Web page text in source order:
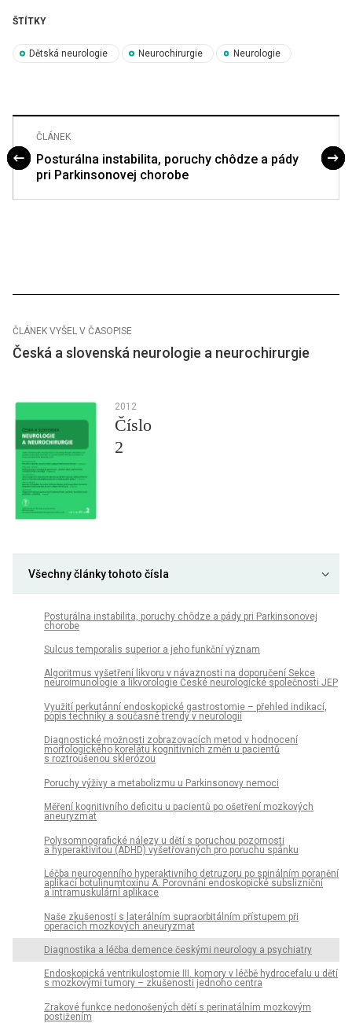
ŠTÍTKY
Dětská neurologie Neurochirurgie Neurologie
ČLÁNEK
Posturálna instabilita, poruchy chôdze a pády
pri Parkinsonovej chorobe
ČLÁNEK VYŠEL V ČASOPISE
Česká a slovenská neurologie a neurochirurgie
2012
Číslo
2
Všechny články tohoto čísla
Posturálna instabilita, poruchy chôdze a pády pri Parkinsonovej
chorobe
Sulcus temporalis superior a jeho funkční význam
Algoritmus vyšetření likvoru v návaznosti na doporučení Sekce
neuroimunologie a likvorologie České neurologické společnosti JEP
Využití perkutánní endoskopické gastrostomie – přehled indikací,
popis techniky a současné trendy v neurologii
Diagnostické možnosti zobrazovacích metod v hodnocení
morfologického korelátu kognitivních změn u pacientů
s roztroušenou sklerózou
Poruchy výživy a metabolizmu u Parkinsonovy nemoci
Měření kognitivního deficitu u pacientů po ošetření mozkových
aneuryzmat
Polysomnografické nálezy u dětí s poruchou pozornosti
a hyperaktivitou (ADHD) vyšetřovaných pro poruchu spánku
Léčba neurogenního hyperaktivního detruzoru po spinálním poranění
aplikací botulinumtoxinu A. Porovnání endoskopické subslizniční
a intramuskulární aplikace
Naše zkušenosti s laterálním supraorbitálním přístupem při
operacích mozkových aneuryzmat
Diagnostika a léčba demence českými neurology a psychiatry
Endoskopická ventrikulostomie III. komory v léčbě hydrocefalu u dětí
s mozkovými tumory – zkušenosti jednoho centra
Zrakové funkce nedonošených dětí s perinatálním mozkovým
postižením